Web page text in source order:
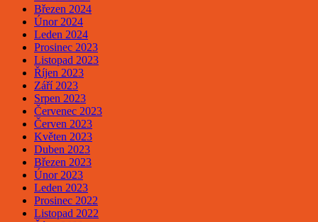
Březen 2024
Únor 2024
Leden 2024
Prosinec 2023
Listopad 2023
Říjen 2023
Září 2023
Srpen 2023
Červenec 2023
Červen 2023
Květen 2023
Duben 2023
Březen 2023
Únor 2023
Leden 2023
Prosinec 2022
Listopad 2022